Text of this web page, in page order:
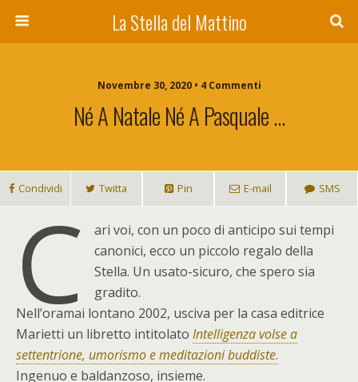
La Stella del Mattino
Novembre 30, 2020 • 4 Commenti
Né A Natale Né A Pasquale …
Condividi Twitta Pin E-mail SMS
C
ari voi, con un poco di anticipo sui tempi
canonici, ecco un piccolo regalo della
Stella. Un usato-sicuro, che spero sia
gradito.
Nell’oramai lontano 2002, usciva per la casa editrice
Marietti un libretto intitolato Intelligenza volse a
settentrione, umorismo e meditazioni buddiste.
Ingenuo e baldanzoso, insieme.